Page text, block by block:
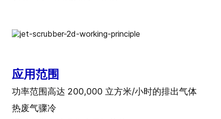
应用范围
功率范围高达 200,000 立方米/小时的排出气体
热废气骤冷